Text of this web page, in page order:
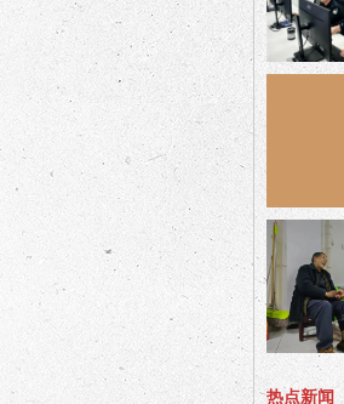
热点新闻